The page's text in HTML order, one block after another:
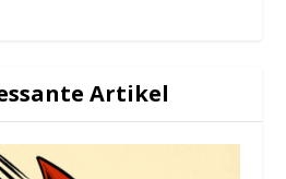
Artikel